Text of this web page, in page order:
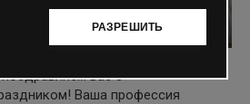
РАЗРЕШИТЬ
вас с
Ваша профессия